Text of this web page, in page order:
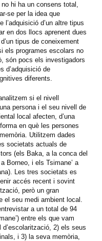
hi ha un consens total,
se per la idea que
l’adquisició d’un altre tipus
en dos llocs aprenent dues
tipus de coneixement
els programes escolars no
són pocs els investigadors
d’adquisició de
diferents.
si el nivell
persona i el seu nivell de
local afecten, d’una
en què les persones
Utilitzem dades
societats actuals de
(els Baka, a la conca del
Borneo, i els Tsimane’ a
Les tres societats es
accés recent i sovint
però un gran
el seu medi ambient local.
a un total de 94
entre els que vam
2) els seus
i 3) la seva memòria,